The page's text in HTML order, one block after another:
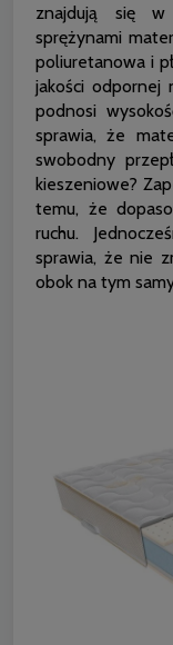
znajdują się w
sprężynami
poliuretanowa i
jakości odpornej
podnosi
sprawia, że
swobodny
kieszeniowe?
temu, że
ruchu.
sprawia, że nie
obok na tym